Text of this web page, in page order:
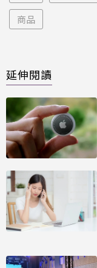
商品
延伸閱讀